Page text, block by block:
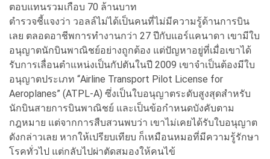
ตอบแทนรวมเกือบ 70 ล้านบาท
ตำรวจชี้แจงว่า วอลล์ไม่ได้เป็นคนที่ไม่มีความรู้ด้านการบิน
เลย ตลอดอาชีพการทำงานกว่า 27 ปีกับแอร์แคนาดา เขามีใบ
อนุญาตนักบินพาณิชย์อย่างถูกต้อง แต่ปัญหาอยู่ที่เมื่อเขาได้
รับการเลื่อนตำแหน่งเป็นกัปตันในปี 2009 เขาจำเป็นต้องมีใบ
อนุญาตประเภท “Airline Transport Pilot License for
Aeroplanes” (ATPL-A) ซึ่งเป็นใบอนุญาตระดับสูงสุดสำหรับ
นักบินสายการบินพาณิชย์ และเป็นข้อกำหนดบังคับตาม
กฎหมาย แต่จากการสืบสวนพบว่า เขาไม่เคยได้รับใบอนุญาต
ดังกล่าวเลย หากให้เปรียบเทียบ ก็เหมือนหมอที่มีความรู้รักษา
โรคทั่วไป แต่กลับไปผ่าตัดสมองให้คนไข้